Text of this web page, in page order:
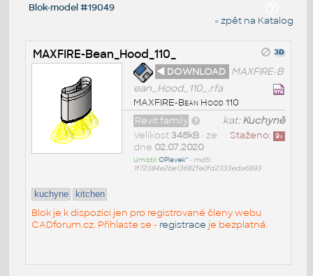
Blok-model #19049
« zpět na Katalog
MAXFIRE-Bean_Hood_110_
◄ DOWNLOAD MAXFIRE-B
ean_Hood_110_.rfa
MAXFIRE-Bean Hood 110
kat:Kuchyně
Revit family
Staženo: 9x
Velikost348kB• ze
dne 02.07.2020
Umístil:OPlavek^ • md5:
1f72384e2be13682fe0fd2333eda6893
kuchyne kitchen
Blok je k dispozici jen pro registrované členy webu
CADforum.cz. Přihlaste se - registrace je bezplatná.